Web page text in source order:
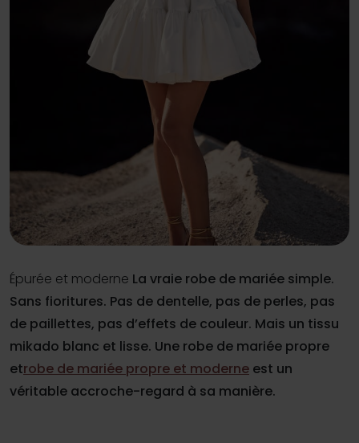
Épurée et moderne La vraie robe de mariée simple.
Sans fioritures. Pas de dentelle, pas de perles, pas
de paillettes, pas d’effets de couleur. Mais un tissu
mikado blanc et lisse. Une robe de mariée propre
etrobe de mariée propre et moderne est un
véritable accroche-regard à sa manière.